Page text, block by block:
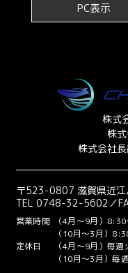
PC表示
株式
株
株式会社
〒523-0807 滋賀県近
TEL 0748-32-5602／
営業時間
（4月～9月）
（10月～3月）
定休日
（4月～9月）毎週
（10月～3月）毎